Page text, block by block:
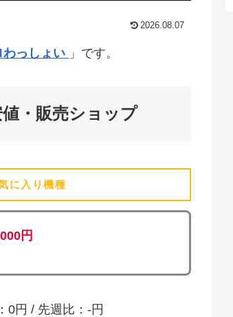
2026.08.07
っしょい 」です。
・販売ショップ
に入り機種
円
0円 / 先週比：-円